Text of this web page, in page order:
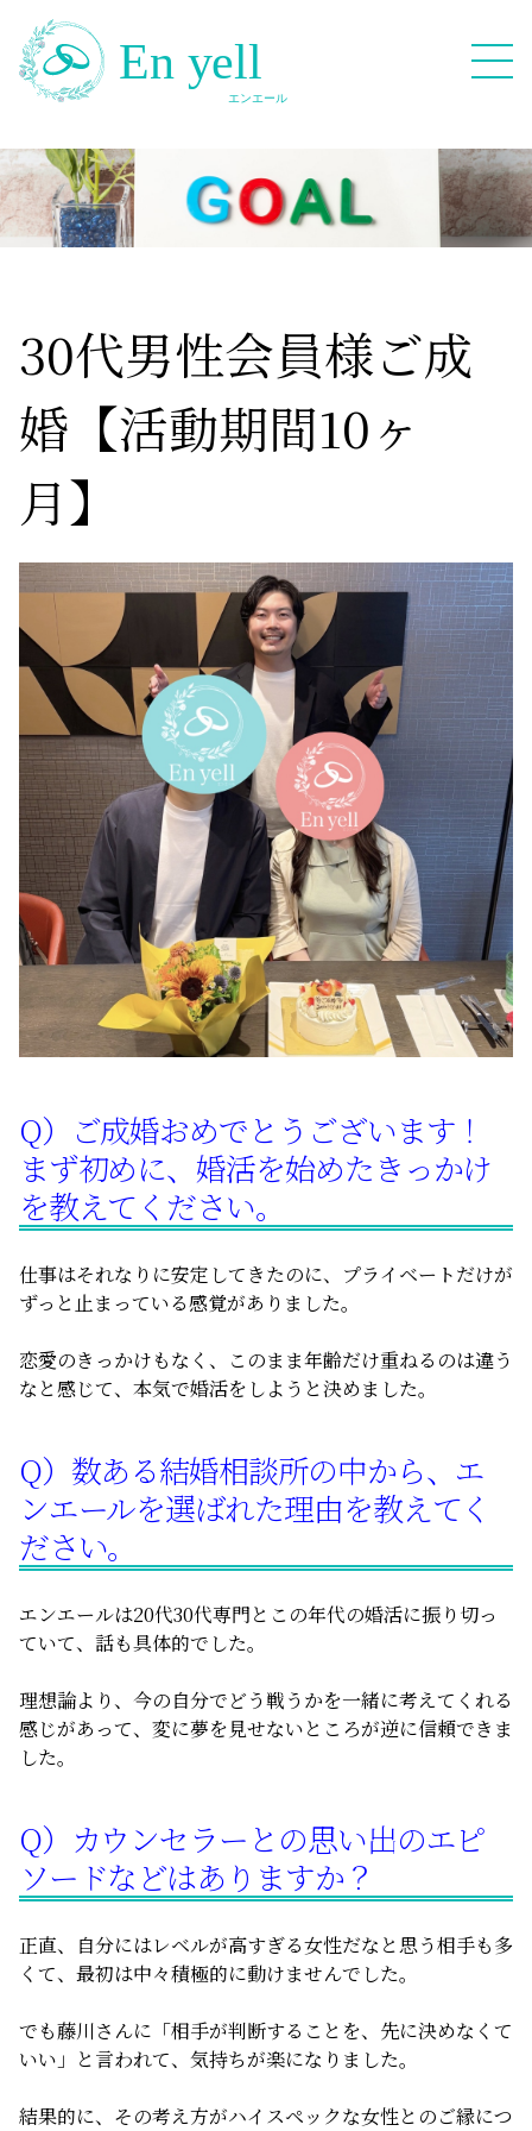
082-909-2380
無料相談応募フォーム
HOME
サービスの特徴
ご成婚までの流れ
料金
サービス比較
よくある質問
代表挨拶
お知らせ
30代男性会員様ご成
婚【活動期間10ヶ
月】
Q）ご成婚おめでとうございます！
まず初めに、婚活を始めたきっかけ
を教えてください。
仕事はそれなりに安定してきたのに、プライベートだけが
ずっと止まっている感覚がありました。
恋愛のきっかけもなく、このまま年齢だけ重ねるのは違う
なと感じて、本気で婚活をしようと決めました。
Q）数ある結婚相談所の中から、エ
ンエールを選ばれた理由を教えてく
ださい。
エンエールは20代30代専門とこの年代の婚活に振り切っ
ていて、話も具体的でした。
理想論より、今の自分でどう戦うかを一緒に考えてくれる
感じがあって、変に夢を見せないところが逆に信頼できま
した。
Q）カウンセラーとの思い出のエピ
ソードなどはありますか？
正直、自分にはレベルが高すぎる女性だなと思う相手も多
くて、最初は中々積極的に動けませんでした。
でも藤川さんに「相手が判断することを、先に決めなくて
いい」と言われて、気持ちが楽になりました。
結果的に、その考え方がハイスペックな女性とのご縁につ